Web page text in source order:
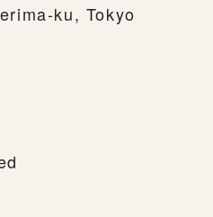
ku, Tokyo